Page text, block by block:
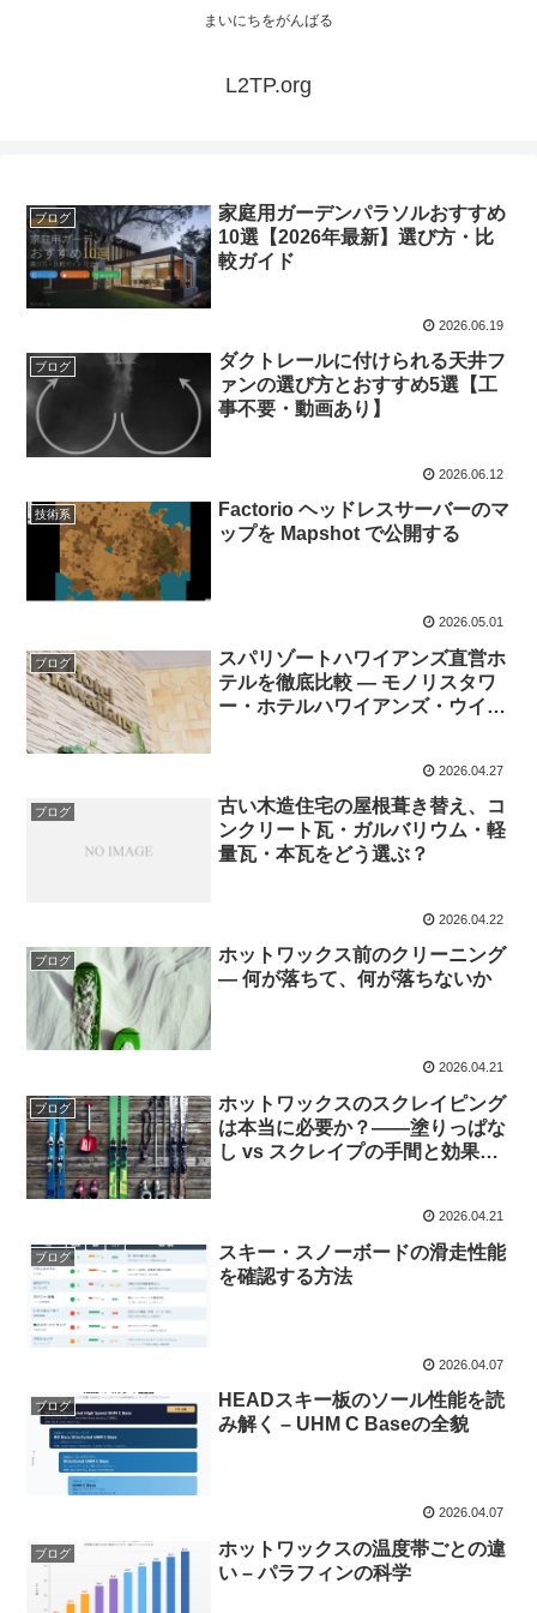
まいにちをがんばる
L2TP.org
ブログ
家庭用ガーデンパラソルおすすめ
10選【2026年最新】選び方・比
較ガイド
2026.06.19
ブログ
ダクトレールに付けられる天井フ
ァンの選び方とおすすめ5選【工
事不要・動画あり】
2026.06.12
技術系
Factorio ヘッドレスサーバーのマ
ップを Mapshot で公開する
2026.05.01
ブログ
スパリゾートハワイアンズ直営ホ
テルを徹底比較 — モノリスタワ
ー・ホテルハワイアンズ・ウイル
2026.04.27
ブログ
古い木造住宅の屋根葺き替え、コ
ンクリート瓦・ガルバリウム・軽
量瓦・本瓦をどう選ぶ？
2026.04.22
ブログ
ホットワックス前のクリーニング
— 何が落ちて、何が落ちないか
2026.04.21
ブログ
ホットワックスのスクレイピング
は本当に必要か？——塗りっぱな
し vs スクレイプの手間と効果を
2026.04.21
ブログ
スキー・スノーボードの滑走性能
を確認する方法
2026.04.07
ブログ
HEADスキー板のソール性能を読
み解く – UHM C Baseの全貌
2026.04.07
ブログ
ホットワックスの温度帯ごとの違
い – パラフィンの科学